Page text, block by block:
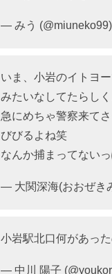
— みう (@miuneko99)
いま、小岩のイトヨ
みたいなしてたらし
急にめちゃ警察来てさ
びびるよね笑
なんか捕まってない
— 大関深海(おおぜき
小岩駅北口何があった
— 中川 陽子